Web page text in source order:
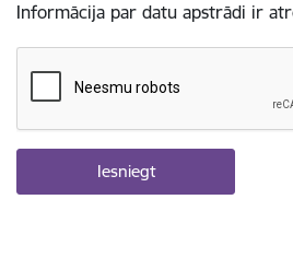
Informācija par datu apstrādi ir